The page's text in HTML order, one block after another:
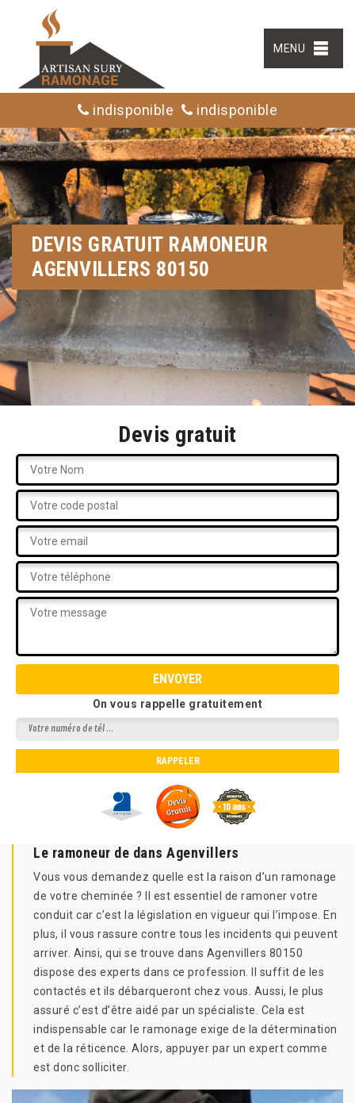
MENU
indisponible indisponible
DEVIS GRATUIT RAMONEUR
AGENVILLERS 80150
Devis gratuit
On vous rappelle gratuitement
Le ramoneur de dans Agenvillers
Vous vous demandez quelle est la raison d’un ramonage
de votre cheminée ? Il est essentiel de ramoner votre
conduit car c’est la législation en vigueur qui l’impose. En
plus, il vous rassure contre tous les incidents qui peuvent
arriver. Ainsi, qui se trouve dans Agenvillers 80150
dispose des experts dans ce profession. Il suffit de les
contactés et ils débarqueront chez vous. Aussi, le plus
assuré c’est d’être aidé par un spécialiste. Cela est
indispensable car le ramonage exige de la détermination
et de la réticence. Alors, appuyer par un expert comme
est donc solliciter.